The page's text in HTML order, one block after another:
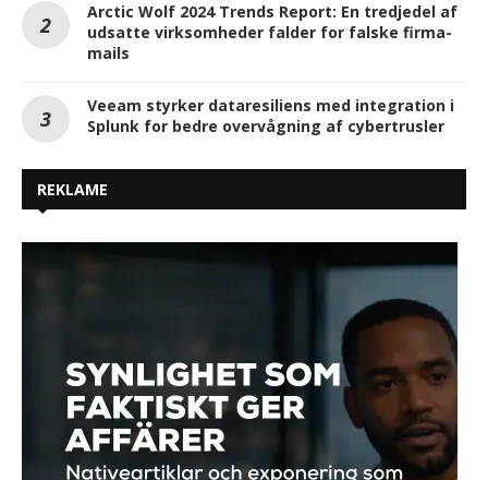
Arctic Wolf 2024 Trends Report: En tredjedel af
udsatte virksomheder falder for falske firma-
mails
Veeam styrker dataresiliens med integration i
Splunk for bedre overvågning af cybertrusler
REKLAME